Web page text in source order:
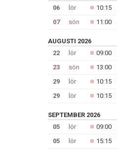
06
lör 10:15
07
sön 11:00
AUGUSTI 2026
22
lör 09:00
23
sön 13:00
29
lör 10:15
29
lör 10:15
SEPTEMBER 2026
05
lör 09:00
05
lör 15:15